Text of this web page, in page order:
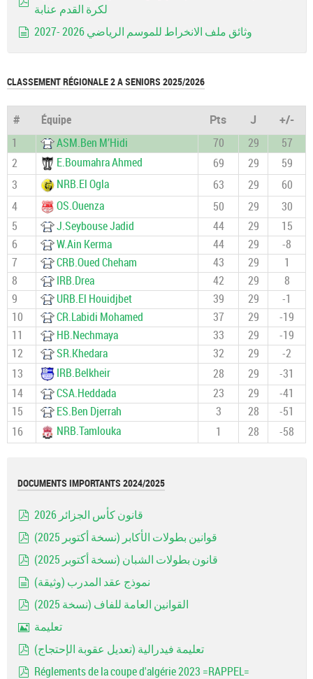
pdfلكرة القدم عنابة
وثائق ملف الانخراط للموسم الرياضي 2026 -2027
CLASSEMENT RÉGIONALE 2 A SENIORS 2025/2026
# Équipe Pts J
+/-
1
ASM.Ben M’Hidi 70 29
57
2
E.Boumahra Ahmed 69 29
59
3
NRB.El Ogla 63 29
60
4
OS.Ouenza 50 29
30
5
J.Seybouse Jadid 44 29
15
6
W.Ain Kerma 44 29
-8
7
CRB.Oued Cheham 43 29
1
8
IRB.Drea 42 29
8
9
URB.El Houidjbet 39 29
-1
10
CR.Labidi Mohamed 37 29
-19
11
HB.Nechmaya 33 29
-19
12
SR.Khedara 32 29
-2
13
IRB.Belkheir 28 29
-31
14
CSA.Heddada 23 29
-41
15
ES.Ben Djerrah 3 28
-51
16
NRB.Tamlouka 1 28 -58
DOCUMENTS IMPORTANTS 2024/2025
قانون كأس الجزائر 2026
قوانين بطولات الأكابر (نسخة أكتوبر 2025)
قانون بطولات الشبان (نسخة أكتوبر 2025)
نموذج عقد المدرب (وثيقة)
القوانين العامة للفاف (نسخة 2025)
تعليمة
تعليمة فيدرالية (تعديل عقوبة الإحتجاج)
Réglements de la coupe d'algérie 2023 =RAPPEL=